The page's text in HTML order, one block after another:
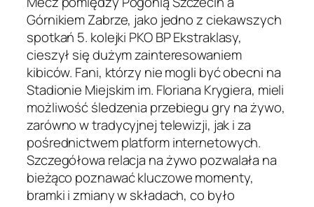
Górnikiem Zabrze, jako jedno z ciekawszych
spotkań 5. kolejki PKO BP Ekstraklasy,
cieszył się dużym zainteresowaniem
kibiców. Fani, którzy nie mogli być obecni na
Stadionie Miejskim im. Floriana Krygiera, mieli
możliwość śledzenia przebiegu gry na żywo,
zarówno w tradycyjnej telewizji, jak i za
pośrednictwem platform internetowych.
Szczegółowa relacja na żywo pozwalała na
bieżąco poznawać kluczowe momenty,
bramki i zmiany w składach, co było